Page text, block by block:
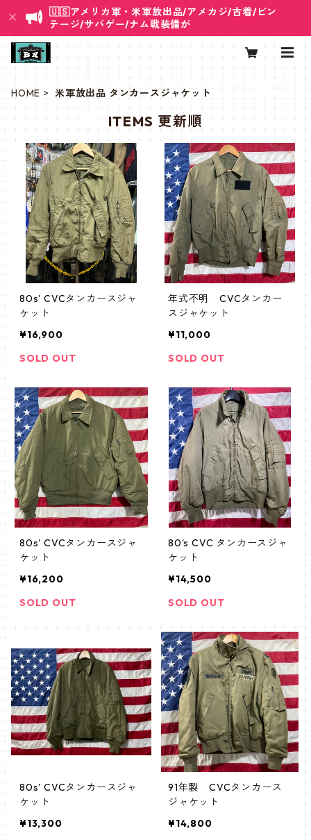
🇺🇸アメリカ軍・米軍放出品/アメカジ/古着/ビン
テージ/サバゲー/ナム戦装備が
HOME 米軍放出品 タンカースジャケット
ITEMS 更新順
80s' CVCタンカースジャ
ケット
¥16,900
SOLD OUT
年式不明 CVCタンカー
スジャケット
¥11,000
SOLD OUT
80s' CVCタンカースジャ
ケット
¥16,200
SOLD OUT
80's CVC タンカースジャ
ケット
¥14,500
SOLD OUT
80s' CVCタンカースジャ
ケット
¥13,300
91年製 CVCタンカース
ジャケット
¥14,800